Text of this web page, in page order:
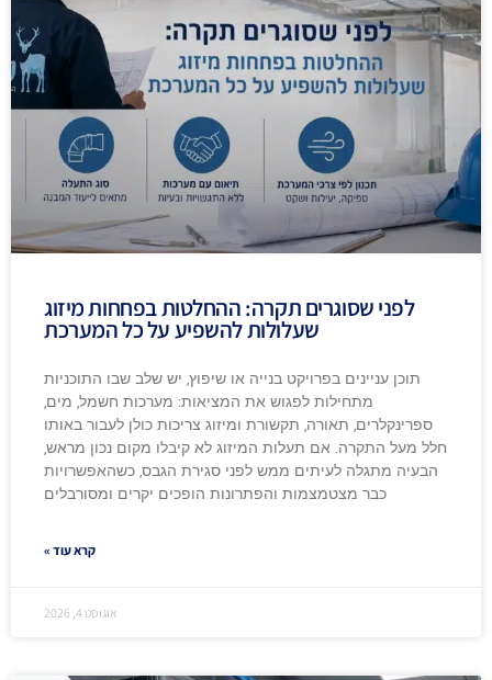
לפני שסוגרים תקרה: ההחלטות בפחחות מיזוג
שעלולות להשפיע על כל המערכת
תוכן עניינים בפרויקט בנייה או שיפוץ, יש שלב שבו התוכניות
מתחילות לפגוש את המציאות: מערכות חשמל, מים,
ספרינקלרים, תאורה, תקשורת ומיזוג צריכות כולן לעבור באותו
חלל מעל התקרה. אם תעלות המיזוג לא קיבלו מקום נכון מראש,
הבעיה מתגלה לעיתים ממש לפני סגירת הגבס, כשהאפשרויות
כבר מצטמצמות והפתרונות הופכים יקרים ומסורבלים
קרא עוד »
אוגוסט 4, 2026